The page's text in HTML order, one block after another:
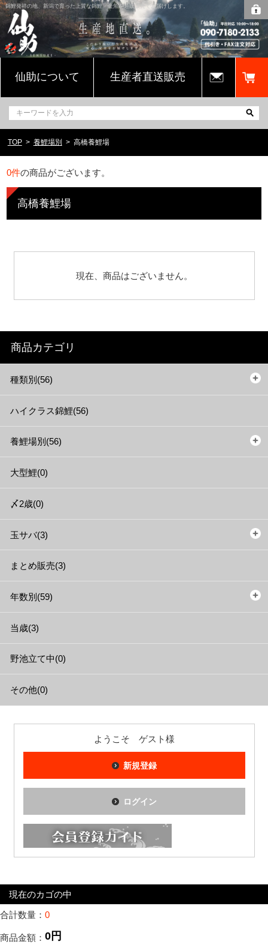
錦鯉発祥の地、新潟で育った上質な錦鯉・金魚を通販販売でお届けします。
仙助について 生産者直送販売
TOP 養鯉場別 高橋養鯉場
0件の商品がございます。
高橋養鯉場
現在、商品はございません。
商品カテゴリ
種類別(56)
ハイクラス錦鯉(56)
養鯉場別(56)
大型鯉(0)
〆2歳(0)
玉サバ(3)
まとめ販売(3)
年数別(59)
当歳(3)
野池立て中(0)
その他(0)
ようこそ ゲスト様
新規登録
ログイン
現在のカゴの中
合計数量： 0
商品金額： 0円